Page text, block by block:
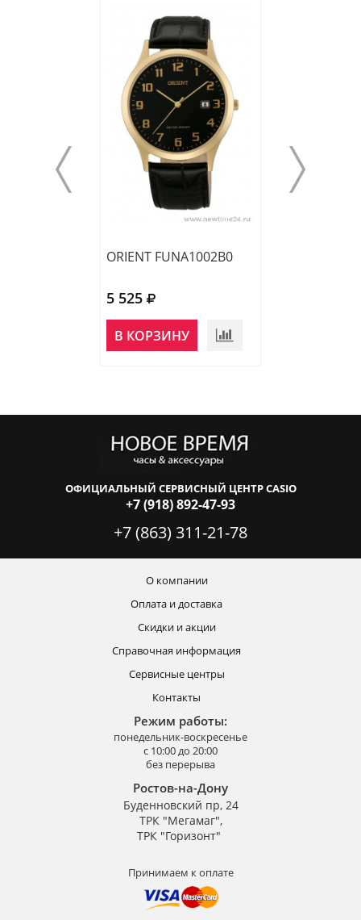
ORIENT FUNA1002B0
5 525
В КОРЗИНУ
ОФИЦИАЛЬНЫЙ СЕРВИСНЫЙ ЦЕНТР CASIO
+7 (918) 892-47-93
+7 (863) 311-21-78
О компании
Оплата и доставка
Скидки и акции
Справочная информация
Сервисные центры
Контакты
Режим работы:
понедельник-воскресенье
с 10:00 до 20:00
без перерыва
Ростов-на-Дону
Буденновский пр, 24
ТРК "Мегамаг",
ТРК "Горизонт"
Принимаем к оплате